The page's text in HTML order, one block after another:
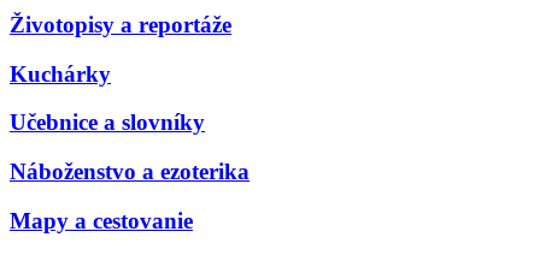
Životopisy a reportáže
Kuchárky
Učebnice a slovníky
Náboženstvo a ezoterika
Mapy a cestovanie